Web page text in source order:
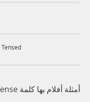
Tensed
أمثلة أفلام بها كلمة Tense